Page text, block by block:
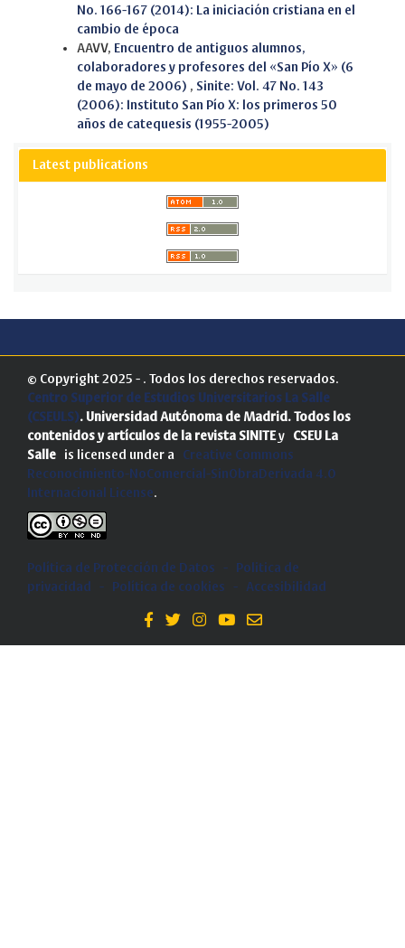
No. 166-167 (2014): La iniciación cristiana en el
cambio de época
AAVV, Encuentro de antiguos alumnos,
colaboradores y profesores del «San Pío X» (6
de mayo de 2006) , Sinite: Vol. 47 No. 143
(2006): Instituto San Pío X: los primeros 50
años de catequesis (1955-2005)
Latest publications
© Copyright 2025 - . Todos los derechos reservados.
Centro Superior de Estudios Universitarios La Salle
(CSEULS). Universidad Autónoma de Madrid. Todos los
contenidos y artículos de la revista SINITEy CSEU La
Salle is licensed under a Creative Commons
Reconocimiento-NoComercial-SinObraDerivada 4.0
Internacional License.
Política de Protección de Datos -
Politica de
privacidad
- Política de cookies - Accesibilidad